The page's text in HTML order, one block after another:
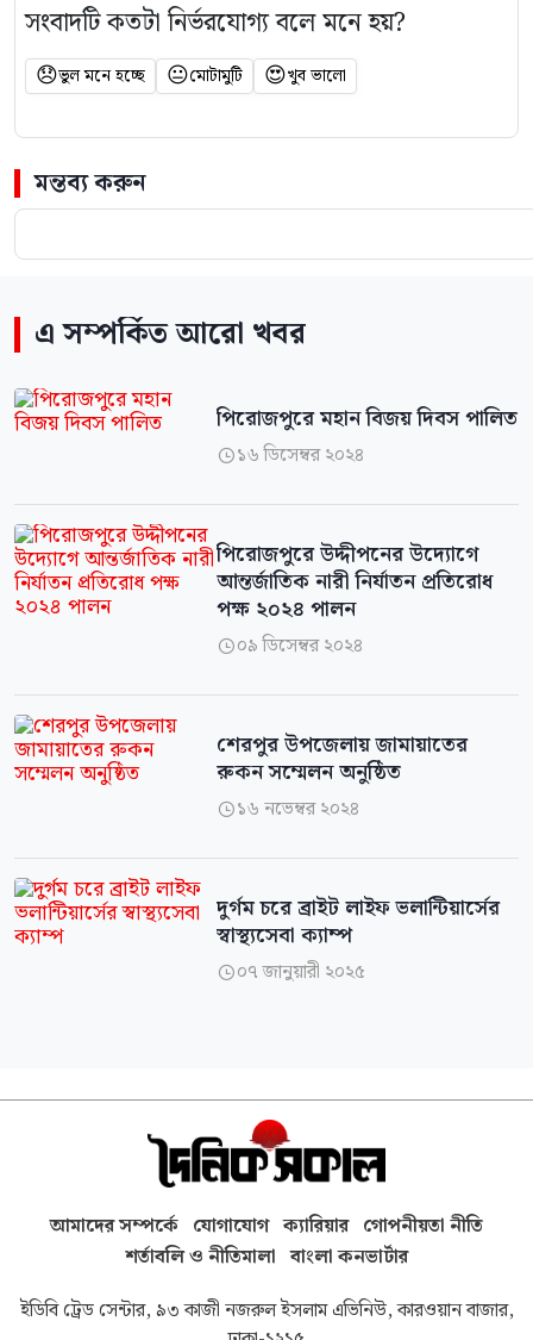
সংবাদটি কতটা নির্ভরযোগ্য বলে মনে হয়?
😞ভুল মনে হচ্ছে 😐মোটামুটি 😍খুব ভালো
মন্তব্য করুন
এ সম্পর্কিত আরো খবর
পিরোজপুরে মহান বিজয় দিবস পালিত
১৬ ডিসেম্বর ২০২৪
পিরোজপুরে উদ্দীপনের উদ্যোগে
আন্তর্জাতিক নারী নির্যাতন প্রতিরোধ
পক্ষ ২০২৪ পালন
০৯ ডিসেম্বর ২০২৪
শেরপুর উপজেলায় জামায়াতের
রুকন সম্মেলন অনুষ্ঠিত
১৬ নভেম্বর ২০২৪
দুর্গম চরে ব্রাইট লাইফ ভলান্টিয়ার্সের
স্বাস্থ্যসেবা ক্যাম্প
০৭ জানুয়ারী ২০২৫
আমাদের সম্পর্কে যোগাযোগ ক্যারিয়ার গোপনীয়তা নীতি
শর্তাবলি ও নীতিমালা বাংলা কনভার্টার
ইডিবি ট্রেড সেন্টার, ৯৩ কাজী নজরুল ইসলাম এভিনিউ, কারওয়ান বাজার,